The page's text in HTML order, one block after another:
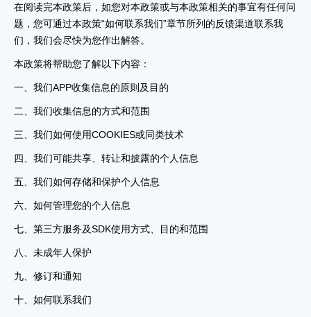
在阅读完本政策后，如您对本政策或与本政策相关的事宜有任何问
题，您可通过本政策“如何联系我们”章节所列的反馈渠道联系我
们，我们会尽快为您作出解答。
本政策将帮助您了解以下内容：
一、我们APP收集信息的原则及目的
二、我们收集信息的方式和范围
三、我们如何使用COOKIES或同类技术
四、我们可能共享、转让和披露的个人信息
五、我们如何存储和保护个人信息
六、如何管理您的个人信息
七、第三方服务及SDK使用方式、目的和范围
八、未成年人保护
九、修订和通知
十、如何联系我们